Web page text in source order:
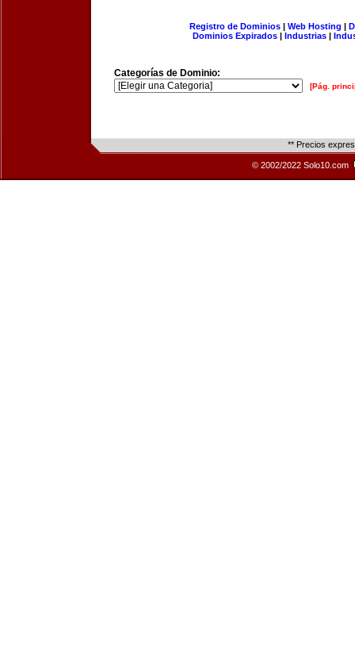
Registro de Dominios| Web Hosting |
Dominios Expirados | Industrias |
Categorías de Dominio:
[Pág.
** Precios
© 2002/2022 Solo10.com